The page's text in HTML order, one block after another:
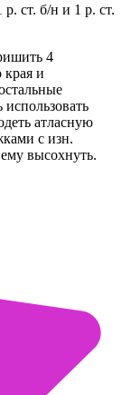
ст. б/н и 1 р. ст.
4
и
использовать
атласную
с изн.
высохнуть.